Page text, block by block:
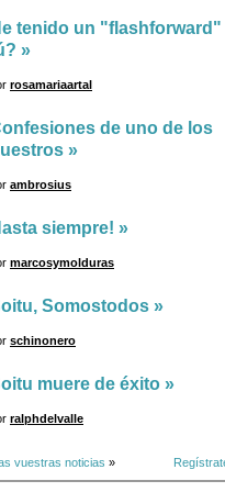
tenido un "flashforward"
»
rosamariaartal
de uno de los
»
ambrosius
siempre! »
marcosymolduras
Somostodos »
schinonero
muere de éxito »
ralphdelvalle
vuestras noticias »